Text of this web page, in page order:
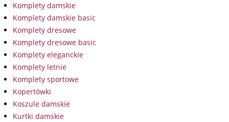
Komplety damskie
Komplety damskie basic
Komplety dresowe
Komplety dresowe basic
Komplety eleganckie
Komplety letnie
Komplety sportowe
Kopertówki
Koszule damskie
Kurtki damskie